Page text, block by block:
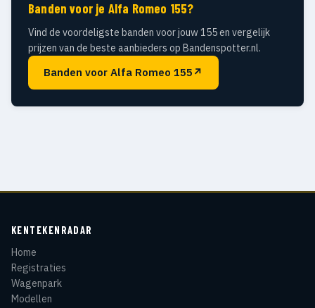
Banden voor je Alfa Romeo 155?
Vind de voordeligste banden voor jouw 155 en vergelijk
prijzen van de beste aanbieders op Bandenspotter.nl.
Banden voor Alfa Romeo 155 ↗
KENTEKENRADAR
Home
Registraties
Wagenpark
Modellen